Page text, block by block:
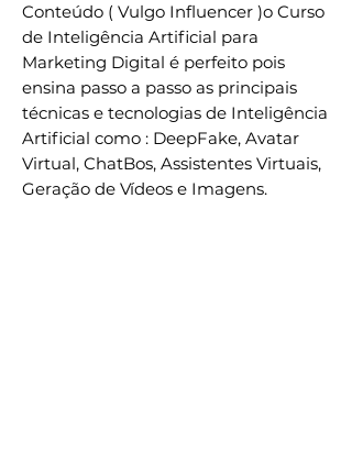
Conteúdo ( Vulgo Influencer )o Curso
de Inteligência Artificial para
Marketing Digital é perfeito pois
ensina passo a passo as principais
técnicas e tecnologias de Inteligência
Artificial como : DeepFake, Avatar
Virtual, ChatBos, Assistentes Virtuais,
Geração de Vídeos e Imagens.